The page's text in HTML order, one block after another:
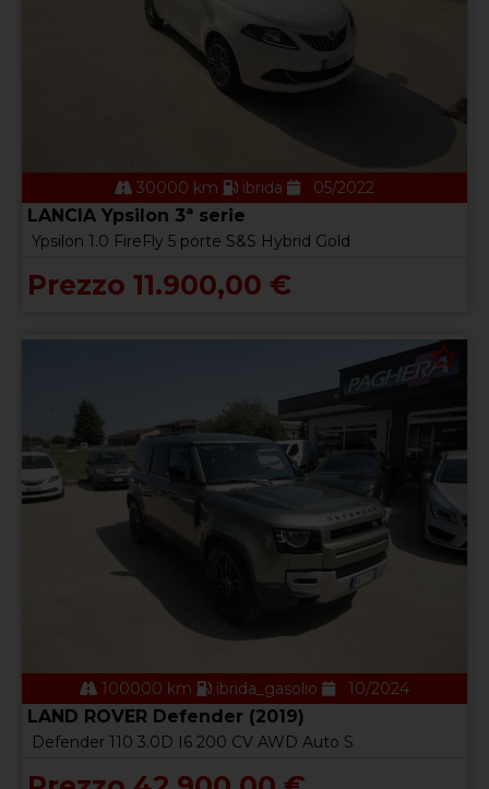
30000 km ibrida 05/2022
LANCIA Ypsilon 3ª serie
Ypsilon 1.0 FireFly 5 porte S&S Hybrid Gold
Prezzo 11.900,00 €
100000 km ibrida_gasolio 10/2024
LAND ROVER Defender (2019)
Defender 110 3.0D I6 200 CV AWD Auto S